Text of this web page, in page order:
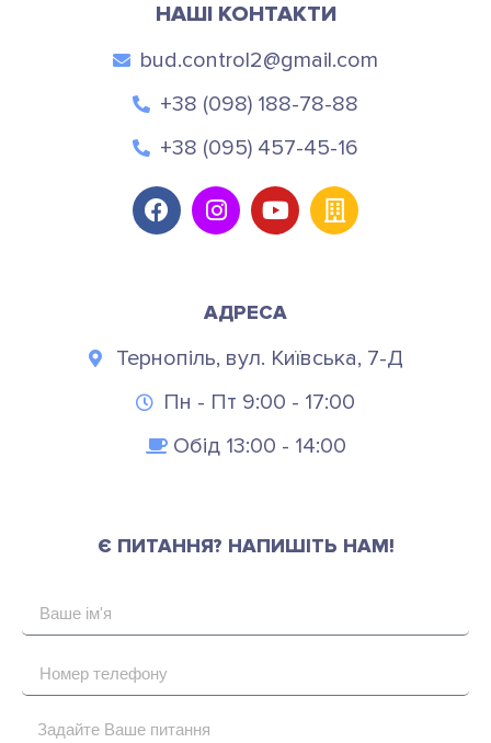
НАШІ КОНТАКТИ
bud.control2@gmail.com
+38 (098) 188-78-88
+38 (095) 457-45-16
АДРЕСА
Тернопіль, вул. Київська, 7-Д
Пн - Пт 9:00 - 17:00
Обід 13:00 - 14:00
Є ПИТАННЯ? НАПИШІТЬ НАМ!